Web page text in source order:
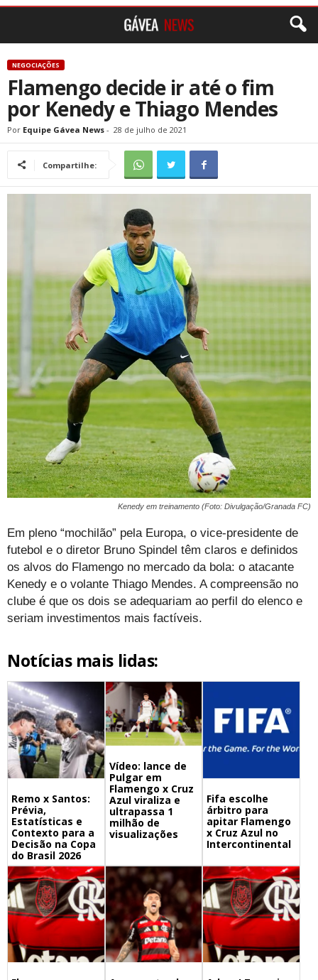
NEGOCIAÇÕES
Flamengo decide ir até o fim
por Kenedy e Thiago Mendes
Por Equipe Gávea News - 28 de julho de 2021
Compartilhe:
Kenedy em treinamento (Foto: Divulgação/Granada FC)
Em pleno “mochilão” pela Europa, o vice-presidente de
futebol e o diretor Bruno Spindel têm claros e definidos
os alvos do Flamengo no mercado da bola: o atacante
Kenedy e o volante Thiago Mendes. A compreensão no
clube é que os dois se adequariam ao perfil do elenco e
seriam investimentos mais factíveis.
Notícias mais lidas:
Remo x Santos:
Prévia,
Estatísticas e
Contexto para a
Decisão na Copa
do Brasil 2026
Vídeo: lance de
Pulgar em
Flamengo x Cruz
Azul viraliza e
ultrapassa 1
milhão de
visualizações
Fifa escolhe
árbitro para
apitar Flamengo
x Cruz Azul no
Intercontinental